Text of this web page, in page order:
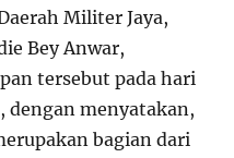
Militer Jaya,
Bey Anwar,
tersebut pada hari
dengan menyatakan,
bagian dari